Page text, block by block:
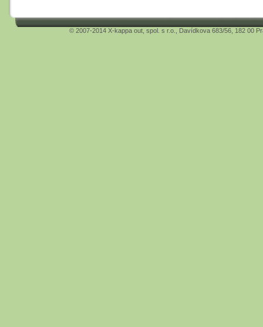
© 2007-2014 X-kappa out, spol. s r.o., Davídkova 683/56, 182 00